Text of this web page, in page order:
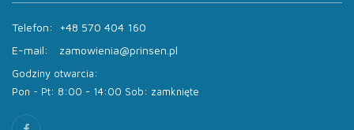
Telefon:
+48 570 404 160
E-mail:
zamowienia@prinsen.pl
Godziny otwarcia:
Pon - Pt: 8:00 - 14:00 Sob: zamknięte